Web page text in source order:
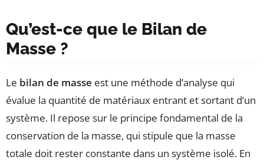
Qu’est-ce que le Bilan de
Masse ?
Le bilan de masse est une méthode d’analyse qui
évalue la quantité de matériaux entrant et sortant d’un
système. Il repose sur le principe fondamental de la
conservation de la masse, qui stipule que la masse
totale doit rester constante dans un système isolé. En